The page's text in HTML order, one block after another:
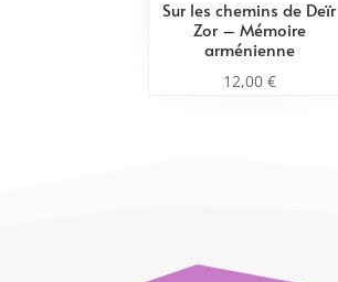
Sur les chemins de Deïr
Zor – Mémoire
arménienne
12,00 €